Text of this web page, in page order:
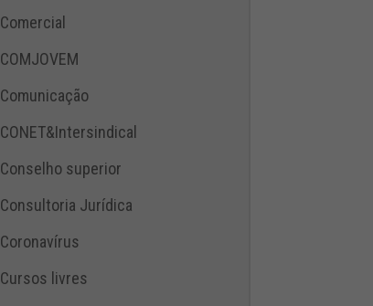
Comercial
COMJOVEM
Comunicação
CONET&Intersindical
Conselho superior
Consultoria Jurídica
Coronavírus
Cursos livres